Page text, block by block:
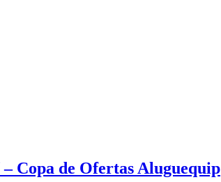
Copa de Ofertas Aluguequip